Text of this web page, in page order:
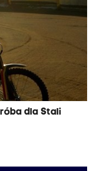
dla Stali